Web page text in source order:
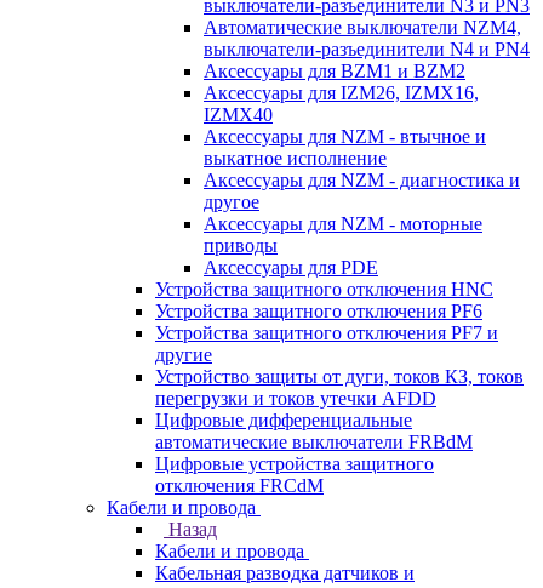
выключатели-разъединители N3 и PN3
Автоматические выключатели NZM4,
выключатели-разъединители N4 и PN4
Аксессуары для BZM1 и BZM2
Аксессуары для IZM26, IZMX16,
IZMX40
Аксессуары для NZM - втычное и
выкатное исполнение
Аксессуары для NZM - диагностика и
другое
Аксессуары для NZM - моторные
приводы
Аксессуары для PDE
Устройства защитного отключения HNC
Устройства защитного отключения PF6
Устройства защитного отключения PF7 и
другие
Устройство защиты от дуги, токов КЗ, токов
перегрузки и токов утечки AFDD
Цифровые дифференциальные
автоматические выключатели FRBdM
Цифровые устройства защитного
отключения FRCdM
Кабели и провода
Назад
Кабели и провода
Кабельная разводка датчиков и